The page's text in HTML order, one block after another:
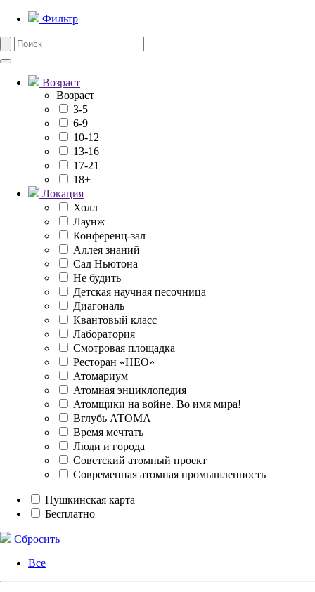
Фильтр
Возраст
Возраст
3-5
6-9
10-12
13-16
17-21
18+
Локация
Холл
Лаунж
Конференц-зал
Аллея знаний
Сад Ньютона
Не будить
Детская научная песочница
Диагональ
Квантовый класс
Лаборатория
Смотровая площадка
Ресторан «НЕО»
Атомариум
Атомная энциклопедия
Атомщики на войне. Во имя мира!
Вглубь АТОМА
Время мечтать
Люди и города
Советский атомный проект
Современная атомная промышленность
Пушкинская карта
Бесплатно
Сбросить
Все